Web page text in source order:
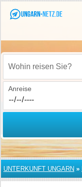
Wohin reisen Sie?
Anreise
UNTERKUNFT UNGARN »